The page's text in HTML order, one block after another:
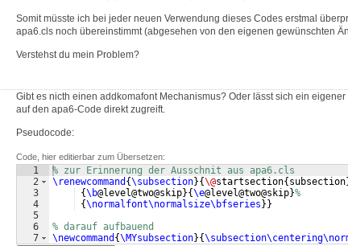
Somit müsste ich bei jeder neuen Verwendung dieses Codes erstmal
apa6.cls noch übereinstimmt (abgesehen von den eigenen gewünschten
Verstehst du mein Problem?
Gibt es nicth einen addkomafont Mechanismus? Oder lässt sich ein
auf den apa6-Code direkt zugreift.
Pseudocode:
Code, hier editierbar zum Übersetzen:
1
2
3
4
5
6
7
% zur Erinnerung der Ausschnit aus apa6.cls
\renewcommand {\subsection}{\@startsection{subsection
{\b@level@two@skip}{\e@level@two@skip}%
{\normalfont\normalsize\bfseries}}
% darauf aufbauend
\newcommand {\MYsubsection}{